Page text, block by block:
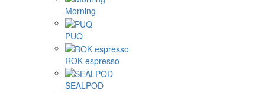
Morning
PUQ
ROK espresso
SEALPOD